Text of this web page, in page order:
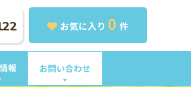
お気に入り 0 件
報 お問い合わせ